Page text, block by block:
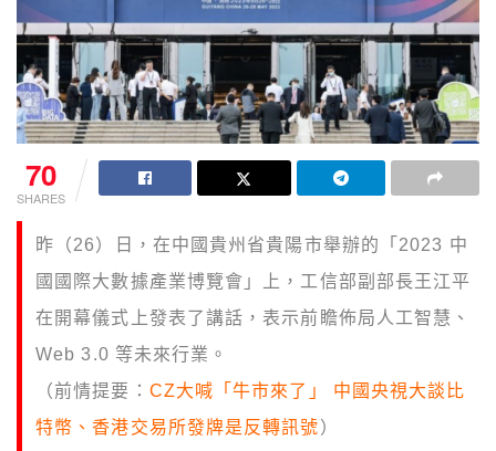
70
SHARES
昨（26）日，在中國貴州省貴陽市舉辦的「2023 中
國國際大數據產業博覽會」上，工信部副部長王江平
在開幕儀式上發表了講話，表示前瞻佈局人工智慧、
Web 3.0 等未來行業。
（前情提要： CZ大喊「牛市來了」 中國央視大談比
特幣、香港交易所發牌是反轉訊號）